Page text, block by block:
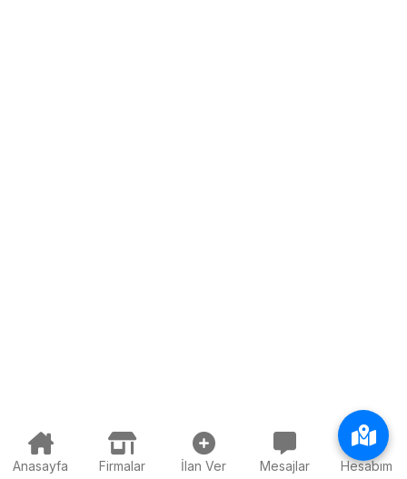
Anasayfa Firmalar İlan Ver Mesajlar Hesabım